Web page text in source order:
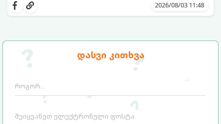
დასვი კითხვა
2026/08/03 11:48